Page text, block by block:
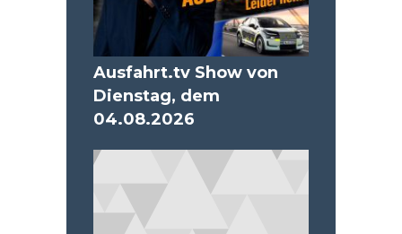
Ausfahrt.tv Show von
Dienstag, dem
04.08.2026